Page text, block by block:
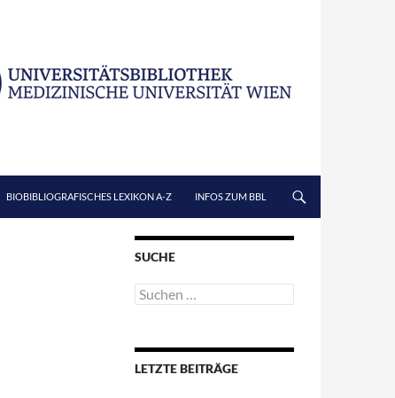
BIOBIBLIOGRAFISCHES LEXIKON A-Z INFOS ZUM BBL
SUCHE
Suchen
nach:
LETZTE BEITRÄGE